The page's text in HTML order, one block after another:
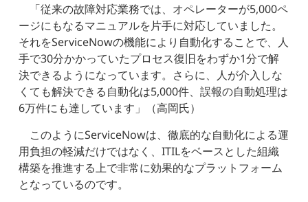
「従来の故障対応業務では、オペレーターが5,000ペ
ージにもなるマニュアルを片手に対応していました。
それをServiceNowの機能により自動化することで、人
手で30分かかっていたプロセス復旧をわずか1分で解
決できるようになっています。さらに、人が介入しな
くても解決できる自動化は5,000件、誤報の自動処理は
6万件にも達しています」（高岡氏）
このようにServiceNowは、徹底的な自動化による運
用負担の軽減だけではなく、ITILをベースとした組織
構築を推進する上で非常に効果的なプラットフォーム
となっているのです。